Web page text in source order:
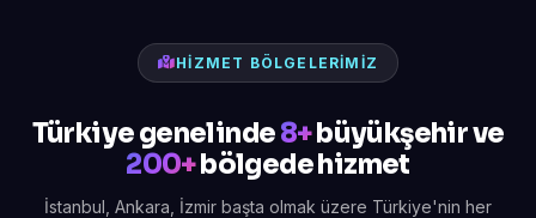
HIZMET BÖLGELERIMIZ
Türkiye genelinde8+büyükşehir ve
200+bölgede hizmet
İstanbul, Ankara, İzmir başta olmak üzere Türkiye'nin her